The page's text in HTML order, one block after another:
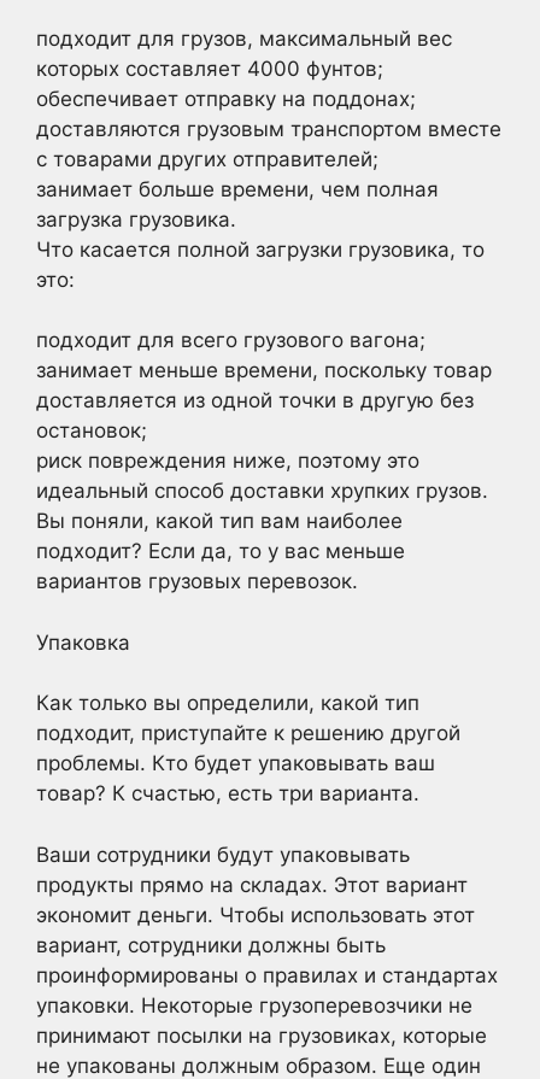
подходит для грузов, максимальный вес
которых составляет 4000 фунтов;
обеспечивает отправку на поддонах;
доставляются грузовым транспортом вместе
с товарами других отправителей;
занимает больше времени, чем полная
загрузка грузовика.
Что касается полной загрузки грузовика, то
это:
подходит для всего грузового вагона;
занимает меньше времени, поскольку товар
доставляется из одной точки в другую без
остановок;
риск повреждения ниже, поэтому это
идеальный способ доставки хрупких грузов.
Вы поняли, какой тип вам наиболее
подходит? Если да, то у вас меньше
вариантов грузовых перевозок.
Упаковка
Как только вы определили, какой тип
подходит, приступайте к решению другой
проблемы. Кто будет упаковывать ваш
товар? К счастью, есть три варианта.
Ваши сотрудники будут упаковывать
продукты прямо на складах. Этот вариант
экономит деньги. Чтобы использовать этот
вариант, сотрудники должны быть
проинформированы о правилах и стандартах
упаковки. Некоторые грузоперевозчики не
принимают посылки на грузовиках, которые
не упакованы должным образом. Еще один